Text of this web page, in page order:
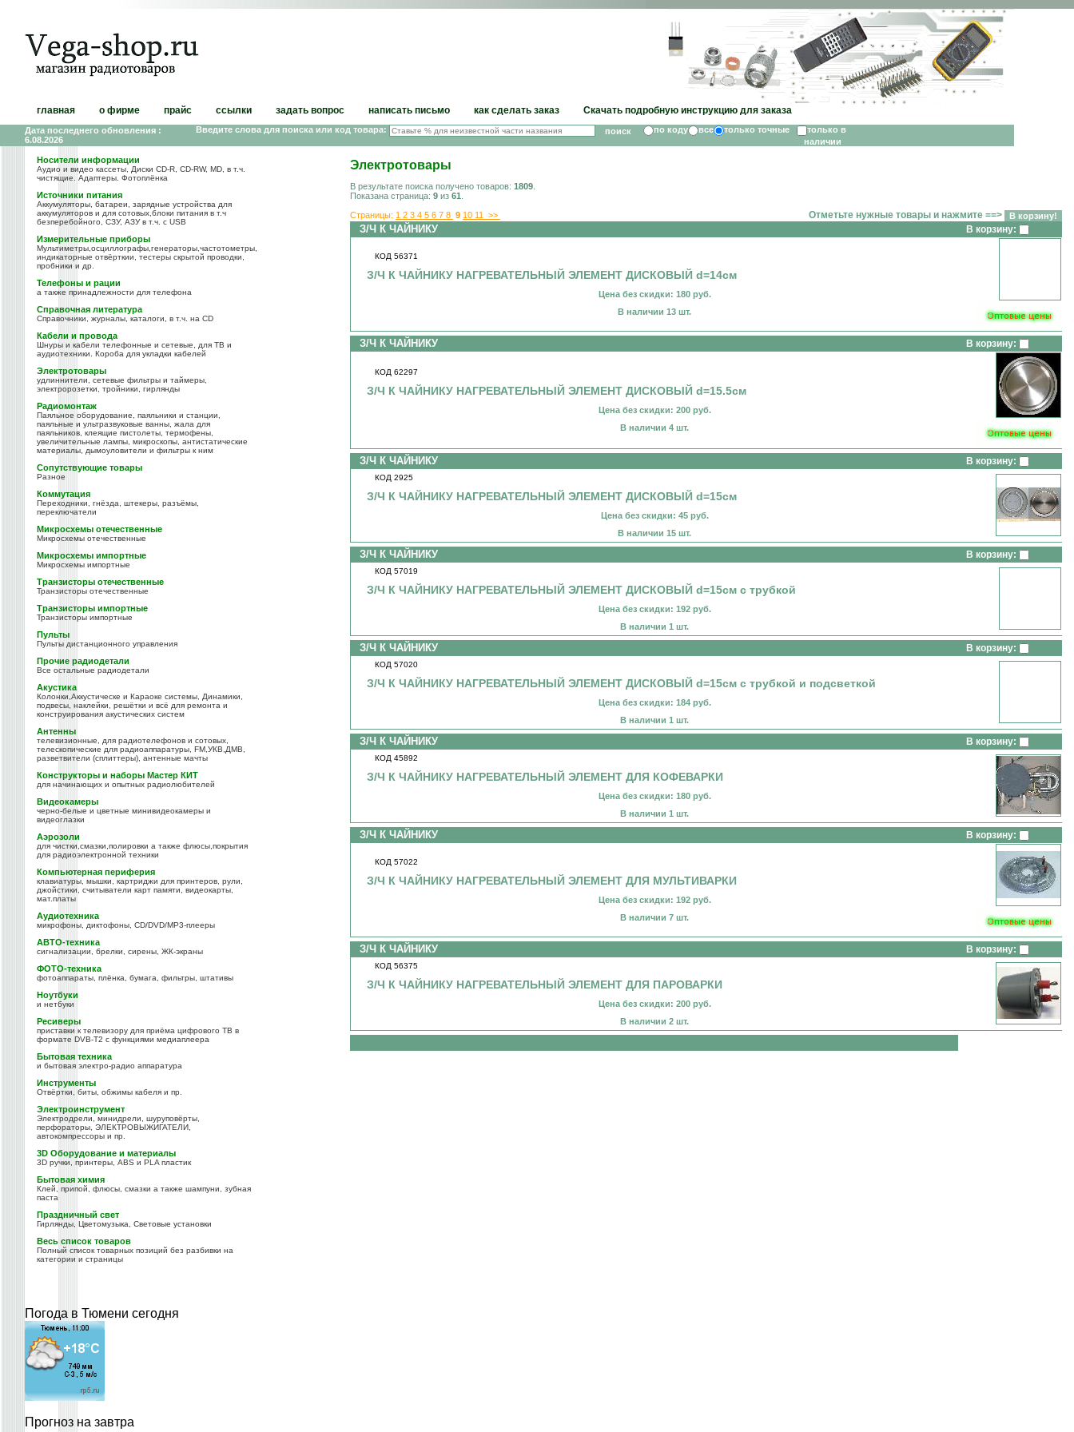
главная о фирме прайс ссылки задать вопрос написать письмо как сделать заказ Скачать подробную инструкцию для заказа
Дата последнего обновления :
6.08.2026
Введите слова для поиска или код товара: по коду все только точные
только в
наличии
Носители информации
Аудио и видео кассеты, Диски CD-R, CD-RW, MD, в т.ч.
чистящие. Адаптеры. Фотоплёнка
Источники питания
Аккумуляторы, батареи, зарядные устройства для
аккумуляторов и для сотовых,блоки питания в т.ч
безперебойного, СЗУ, АЗУ в т.ч. с USB
Измерительные приборы
Мультиметры,осциллографы,генераторы,частотометры,
индикаторные отвёрткии, тестеры скрытой проводки,
пробники и др.
Телефоны и рации
а также принадлежности для телефона
Справочная литература
Справочники, журналы, каталоги, в т.ч. на CD
Кабели и провода
Шнуры и кабели телефонные и сетевые, для ТВ и
аудиотехники. Короба для укладки кабелей
Электротовары
удлиннители, сетевые фильтры и таймеры,
электророзетки, тройники, гирлянды
Радиомонтаж
Паяльное оборудование, паяльники и станции,
паяльные и ультразвуковые ванны, жала для
паяльников, клеящие пистолеты, термофены,
увеличительные лампы, микроскопы, антистатические
материалы, дымоуловители и фильтры к ним
Сопутствующие товары
Разное
Коммутация
Переходники, гнёзда, штекеры, разъёмы,
переключатели
Микросхемы отечественные
Микросхемы отечественные
Микросхемы импортные
Микросхемы импортные
Транзисторы отечественные
Транзисторы отечественные
Транзисторы импортные
Транзисторы импортные
Пульты
Пульты дистанционного управления
Прочие радиодетали
Все остальные радиодетали
Акустика
Колонки,Аккустическе и Караоке системы, Динамики,
подвесы, наклейки, решётки и всё для ремонта и
конструирования акустических систем
Антенны
телевизионные, для радиотелефонов и сотовых,
телескопические для радиоаппаратуры, FM,УКВ,ДМВ,
разветвители (сплиттеры), антенные мачты
Конструкторы и наборы Мастер КИТ
для начинающих и опытных радиолюбителей
Видеокамеры
черно-белые и цветные минивидеокамеры и
видеоглазки
Аэрозоли
для чистки,смазки,полировки а также флюсы,покрытия
для радиоэлектронной техники
Компьютерная периферия
клавиатуры, мышки, картриджи для принтеров, рули,
джойстики, считыватели карт памяти, видеокарты,
мат.платы
Аудиотехника
микрофоны, диктофоны, CD/DVD/MP3-плееры
АВТО-техника
сигнализации, брелки, сирены, ЖК-экраны
ФОТО-техника
фотоаппараты, плёнка, бумага, фильтры, штативы
Ноутбуки
и нетбуки
Ресиверы
приставки к телевизору для приёма цифрового ТВ в
формате DVB-T2 с функциями медиаплеера
Бытовая техника
и бытовая электро-радио аппаратура
Инструменты
Отвёртки, биты, обжимы кабеля и пр.
Электроинструмент
Электродрели, минидрели, шуруповёрты,
перфораторы, ЭЛЕКТРОВЫЖИГАТЕЛИ,
автокомпрессоры и пр.
3D Оборудование и материалы
3D ручки, принтеры, ABS и PLA пластик
Бытовая химия
Клей, припой, флюсы, смазки а также шампуни, зубная
паста
Праздничный свет
Гирлянды, Цветомузыка, Световые установки
Весь список товаров
Полный список товарных позиций без разбивки на
категории и страницы
Погода в Тюмени сегодня
Прогноз на завтра
Электротовары
В результате поиска получено товаров: 1809
Показана страница: 9 из 61
Страницы: 1 2 3 4 5 6 7 8 9 10 11 >> Отметьте нужные товары и нажмите ==>
З/Ч К ЧАЙНИКУ В корзину:
КОД 56371
З/Ч К ЧАЙНИКУ НАГРЕВАТЕЛЬНЫЙ ЭЛЕМЕНТ ДИСКОВЫЙ d=14см
Цена без скидки: 180 руб.
В наличии 13 шт.
З/Ч К ЧАЙНИКУ В корзину:
КОД 62297
З/Ч К ЧАЙНИКУ НАГРЕВАТЕЛЬНЫЙ ЭЛЕМЕНТ ДИСКОВЫЙ d=15.5см
Цена без скидки: 200 руб.
В наличии 4 шт.
З/Ч К ЧАЙНИКУ В корзину:
КОД 2925
З/Ч К ЧАЙНИКУ НАГРЕВАТЕЛЬНЫЙ ЭЛЕМЕНТ ДИСКОВЫЙ d=15см
Цена без скидки: 45 руб.
В наличии 15 шт.
З/Ч К ЧАЙНИКУ В корзину:
КОД 57019
З/Ч К ЧАЙНИКУ НАГРЕВАТЕЛЬНЫЙ ЭЛЕМЕНТ ДИСКОВЫЙ d=15см с трубкой
Цена без скидки: 192 руб.
В наличии 1 шт.
З/Ч К ЧАЙНИКУ В корзину:
КОД 57020
З/Ч К ЧАЙНИКУ НАГРЕВАТЕЛЬНЫЙ ЭЛЕМЕНТ ДИСКОВЫЙ d=15см с трубкой и подсветкой
Цена без скидки: 184 руб.
В наличии 1 шт.
З/Ч К ЧАЙНИКУ В корзину:
КОД 45892
З/Ч К ЧАЙНИКУ НАГРЕВАТЕЛЬНЫЙ ЭЛЕМЕНТ ДЛЯ КОФЕВАРКИ
Цена без скидки: 180 руб.
В наличии 1 шт.
З/Ч К ЧАЙНИКУ В корзину:
КОД 57022
З/Ч К ЧАЙНИКУ НАГРЕВАТЕЛЬНЫЙ ЭЛЕМЕНТ ДЛЯ МУЛЬТИВАРКИ
Цена без скидки: 192 руб.
В наличии 7 шт.
З/Ч К ЧАЙНИКУ В корзину:
КОД 56375
З/Ч К ЧАЙНИКУ НАГРЕВАТЕЛЬНЫЙ ЭЛЕМЕНТ ДЛЯ ПАРОВАРКИ
Цена без скидки: 200 руб.
В наличии 2 шт.